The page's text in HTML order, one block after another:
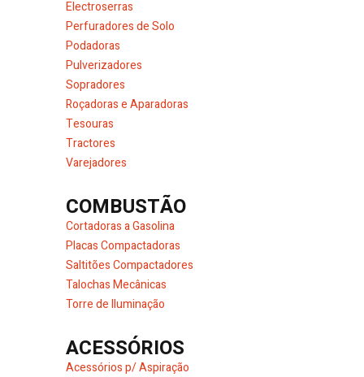
Electroserras
Perfuradores de Solo
Podadoras
Pulverizadores
Sopradores
Roçadoras e Aparadoras
Tesouras
Tractores
Varejadores
COMBUSTÃO
Cortadoras a Gasolina
Placas Compactadoras
Saltitões Compactadores
Talochas Mecânicas
Torre de Iluminação
ACESSÓRIOS
Acessórios p/ Aspiração